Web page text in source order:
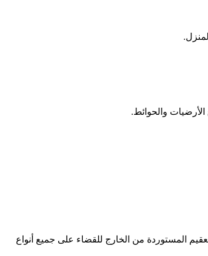
الأرضيات والحوائط.
المستوردة من الخارج للقضاء على جميع أنواع